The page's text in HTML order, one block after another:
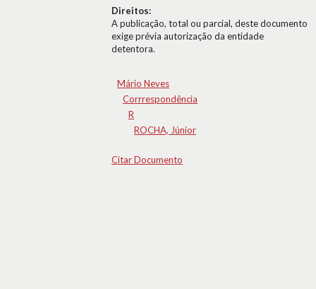
Direitos:
A publicação, total ou parcial, deste documento
exige prévia autorização da entidade
detentora.
Mário Neves
Corrrespondência
R
ROCHA, Júnior
Citar Documento